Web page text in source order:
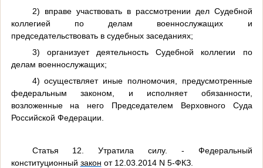
2) вправе участвовать в рассмотрении дел Судебной
коллегией по делам военнослужащих и
председательствовать в судебных заседаниях;
3) организует деятельность Судебной коллегии по
делам военнослужащих;
4) осуществляет иные полномочия, предусмотренные
федеральным законом, и исполняет обязанности,
возложенные на него Председателем Верховного Суда
Российской Федерации.
Статья 12. Утратила силу. - Федеральный
конституционный закон от 12.03.2014 N 5-ФКЗ.